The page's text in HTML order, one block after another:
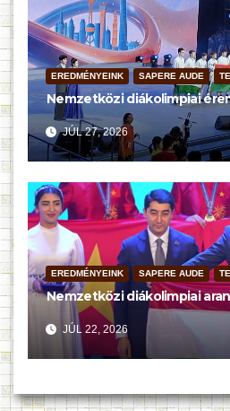
EREDMÉNYEINK SAPERE AUDE
Nemzetközi diákolimpiai
JÚL 27, 2026
EREDMÉNYEINK SAPERE AUDE
Nemzetközi diákolimpiai
JÚL 22, 2026